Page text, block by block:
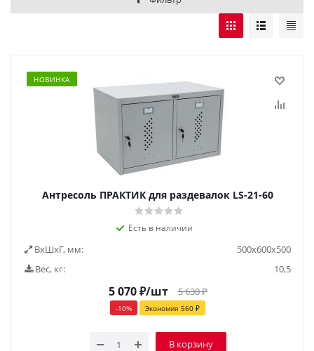
НОВИНКА
Антресоль ПРАКТИК для раздевалок LS-21-60
Есть в наличии
ВxШxГ, мм:
500x600x500
Вес, кг:
10,5
5 070₽/шт 5 630₽
-10% Экономия 560 ₽
В корзину